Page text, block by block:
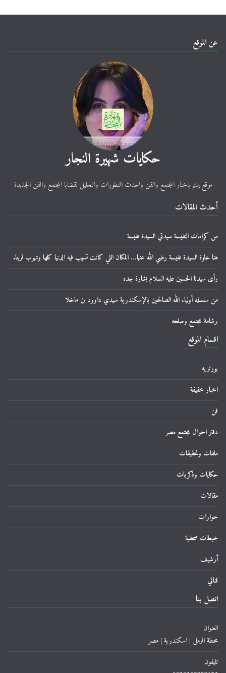
عن الموقع
حكايات شهيرة النجار
موقع يهتم باخبار المجتمع والفن واحدث التطورات والتحليل لقضايا المجتمع والفن الجديدة
أحدث المقالات
من كرامات النفيسة سيدتي السيدة نفيسة
هنا خلوة السيدة نفيسة رضي الله عنها… المكان اللي كانت تسيب فيه الدنيا كلها وتهرب لربنا.
رأى سيدنا الحسين عليه السلام بشارة جده
من سلسله أولياء الله الصالحين بالإسكندرية سيدي داوود بن ماخلا
برشامة مجتمع وصلحه
اقسام الموقع
بورتريه
اخبار خفيفة
فن
دفتر احوال مجتمع مصر
ملفات وتحقيقات
حكايات وذكريات
مقالات
حوارات
خبطات صحفية
أرشيف
قناتي
اتصل بنا
العنوان
محطة الرمل | اسكندرية | مصر
تليفون